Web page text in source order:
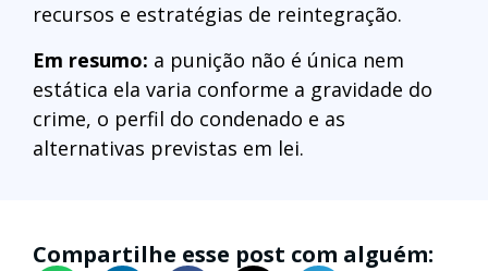
recursos e estratégias de reintegração.
Em resumo: a punição não é única nem
estática ela varia conforme a gravidade do
crime, o perfil do condenado e as
alternativas previstas em lei.
Compartilhe esse post com alguém: